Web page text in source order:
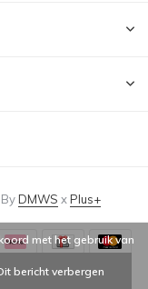
DMWS xPlus+
met het gebruik van
bericht verbergen